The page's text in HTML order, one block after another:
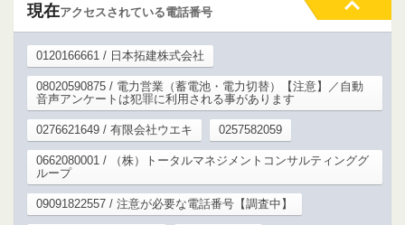
現在アクセスされている電話番号
0120166661 / 日本拓建株式会社
08020590875 / 電力営業（蓄電池・電力切替）【注意】／自動
音声アンケートは犯罪に利用される事があります
0276621649 / 有限会社ウエキ 0257582059
0662080001 / （株）トータルマネジメントコンサルティンググ
ループ
09091822557 / 注意が必要な電話番号【調査中】